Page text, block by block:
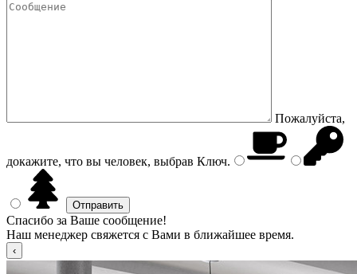
Пожалуйста,
докажите, что вы человек, выбрав Ключ.
Спасибо за Ваше сообщение!
Наш менеджер свяжется с Вами в ближайшее время.